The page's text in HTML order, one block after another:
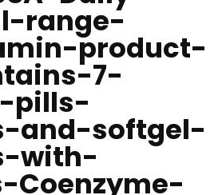
range-
product-
7-
pills-
and-softgel-
with-
Coenzyme-